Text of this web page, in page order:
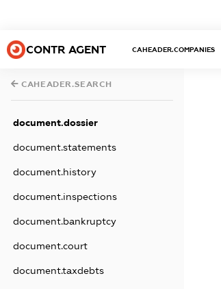
CONTR AGENT CAHEADER.COMPANIES
CAHEADER.SEARCH
document.dossier
document.statements
document.history
document.inspections
document.bankruptcy
document.court
document.taxdebts